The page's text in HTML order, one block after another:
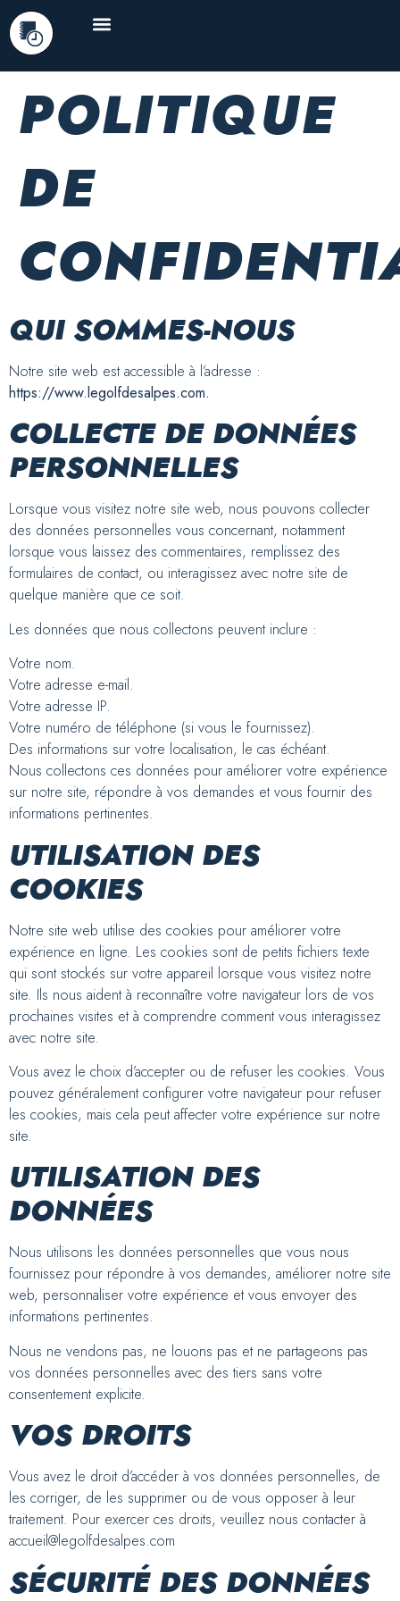
POLITIQUE
DE
QUI SOMMES-NOUS
Notre site web est accessible à l’adresse :
https://www.legolfdesalpes.com.
COLLECTE DE DONNÉES
PERSONNELLES
Lorsque vous visitez notre site web, nous pouvons collecter
des données personnelles vous concernant, notamment
lorsque vous laissez des commentaires, remplissez des
formulaires de contact, ou interagissez avec notre site de
quelque manière que ce soit.
Les données que nous collectons peuvent inclure :
Votre nom.
Votre adresse e-mail.
Votre adresse IP.
Votre numéro de téléphone (si vous le fournissez).
Des informations sur votre localisation, le cas échéant.
Nous collectons ces données pour améliorer votre expérience
sur notre site, répondre à vos demandes et vous fournir des
informations pertinentes.
UTILISATION DES
COOKIES
Notre site web utilise des cookies pour améliorer votre
expérience en ligne. Les cookies sont de petits fichiers texte
qui sont stockés sur votre appareil lorsque vous visitez notre
site. Ils nous aident à reconnaître votre navigateur lors de vos
prochaines visites et à comprendre comment vous interagissez
avec notre site.
Vous avez le choix d’accepter ou de refuser les cookies. Vous
pouvez généralement configurer votre navigateur pour refuser
les cookies, mais cela peut affecter votre expérience sur notre
site.
UTILISATION DES
DONNÉES
Nous utilisons les données personnelles que vous nous
fournissez pour répondre à vos demandes, améliorer notre site
web, personnaliser votre expérience et vous envoyer des
informations pertinentes.
Nous ne vendons pas, ne louons pas et ne partageons pas
vos données personnelles avec des tiers sans votre
consentement explicite.
VOS DROITS
Vous avez le droit d’accéder à vos données personnelles, de
les corriger, de les supprimer ou de vous opposer à leur
traitement. Pour exercer ces droits, veuillez nous contacter à
accueil@legolfdesalpes.com
SÉCURITÉ DES DONNÉES